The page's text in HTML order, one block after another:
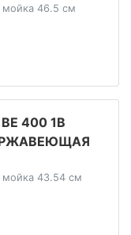
мойка 46.5 см
400 1B
мойка 43.54 см